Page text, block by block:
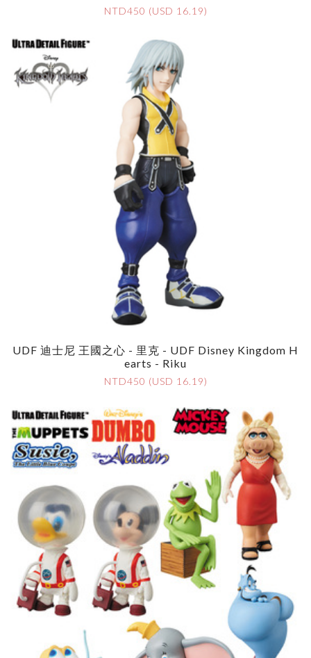
NTD450 (USD 16.19)
UDF 迪士尼 王國之心 - 里克 - UDF Disney Kingdom H
Earts - Riku
NTD450 (USD 16.19)